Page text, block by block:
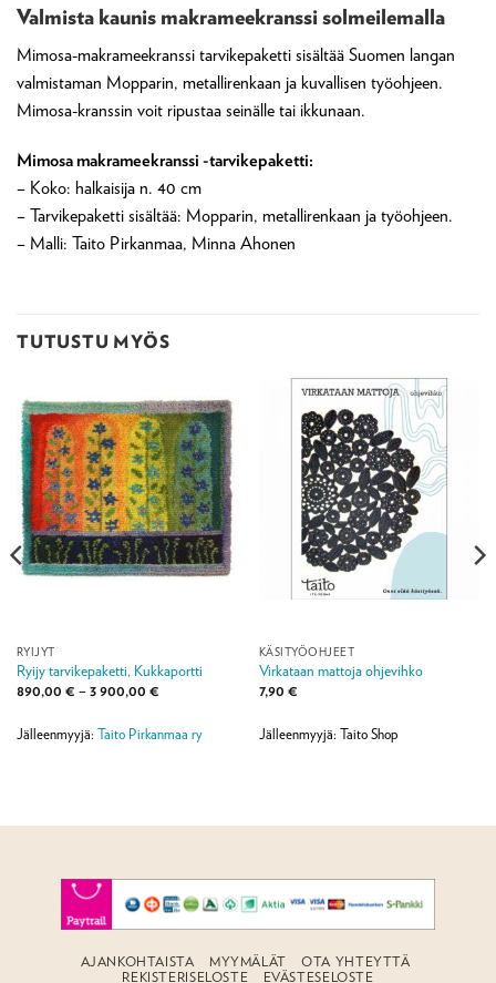
Valmista kaunis makrameekranssi solmeilemalla
Mimosa-makrameekranssi tarvikepaketti sisältää Suomen langan
valmistaman Mopparin, metallirenkaan ja kuvallisen työohjeen.
Mimosa-kranssin voit ripustaa seinälle tai ikkunaan.
Mimosa makrameekranssi -tarvikepaketti:
– Koko: halkaisija n. 40 cm
– Tarvikepaketti sisältää: Mopparin, metallirenkaan ja työohjeen.
– Malli: Taito Pirkanmaa, Minna Ahonen
TUTUSTU MYÖS
RYIJYT
Ryijy tarvikepaketti, Kukkaportti
890,00 € – 3 900,00 €Hintaluokka:
3
900,00 €
Jälleenmyyjä: Taito Pirkanmaa ry
KÄSITYÖOHJEET
Virkataan mattoja ohjevihko
7,90 €
Jälleenmyyjä: Taito Shop
AJANKOHTAISTA MYYMÄLÄT
OTA YHTEYTTÄ
REKISTERISELOSTE
EVÄSTESELOSTE